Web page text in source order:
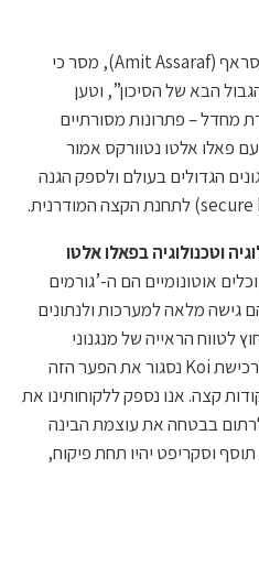
מנכ״ל ומייסד-שותף קוי, עמית אסראף (Amit Assaraf), מסר כי
הבא של הסיכון”, וטען
מחדל – פתרונות מסורתיים
עם פאלו אלטו נטוורקס אמור
הגדולים בעולם ולספק הגנה
וטכנולוגיה בפאלו אלטו
אוטונומיים הם ה-’גורמים
גישה מלאה למערכות ולנתונים
לטווח הראייה של מנגנוני
האבטחה המסורתיים. באמצעות רכישת Koi נסגור את הפער הזה
קצה. אנו נספק ללקוחותינו את
בבטחה את עוצמת הבינה
וסקריפט יהיו תחת פיקוח,